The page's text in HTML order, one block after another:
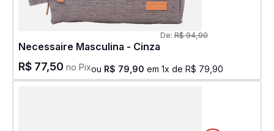
Necessaire Masculina - Cinza
De: R$ 94,90
R$ 77,50 no Pixou R$ 79 90 em 1x de R$ 79 90